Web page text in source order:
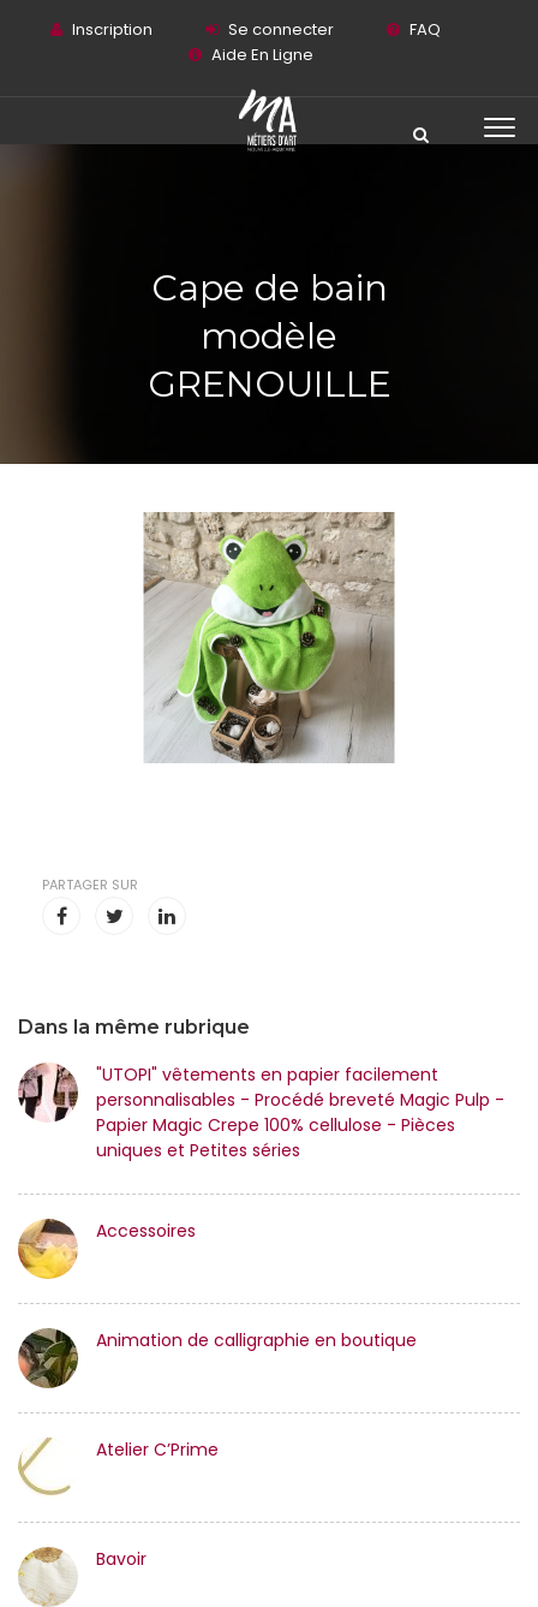
Inscription Se connecter
FAQ
Aide En Ligne
Cape de bain
modèle
GRENOUILLE
Dans la même rubrique
"UTOPI" vêtements en papier facilement
personnalisables - Procédé breveté Magic Pulp -
Papier Magic Crepe 100% cellulose - Pièces
uniques et Petites séries
Accessoires
Animation de calligraphie en boutique
Atelier C’Prime
Bavoir
PARTAGER SUR